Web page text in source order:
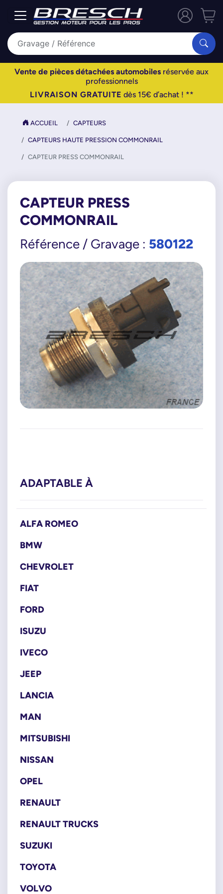
Vente de pièces détachées automobiles réservée aux
professionnels
LIVRAISON GRATUITE dès 15€ d’achat ! **
ACCUEIL CAPTEURS
CAPTEURS HAUTE PRESSION COMMONRAIL
CAPTEUR PRESS COMMONRAIL
CAPTEUR PRESS
COMMONRAIL
Référence / Gravage : 580122
ADAPTABLE À
ALFA ROMEO
BMW
CHEVROLET
FIAT
FORD
ISUZU
IVECO
JEEP
LANCIA
MAN
MITSUBISHI
NISSAN
OPEL
RENAULT
RENAULT TRUCKS
SUZUKI
TOYOTA
VOLVO